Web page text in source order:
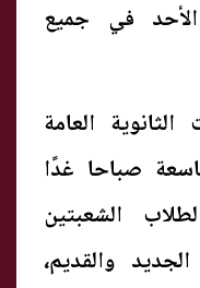
غد الأحد في جميع
العامة
صباحا غدًا
الشعبتين
الجديد والقديم،